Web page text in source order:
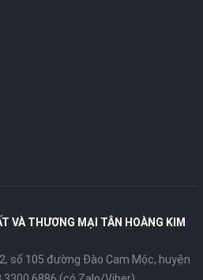
VÀ THƯƠNG MẠI TÂN HOÀNG KIM
số 105 đường Đào Cam Mộc, huyện